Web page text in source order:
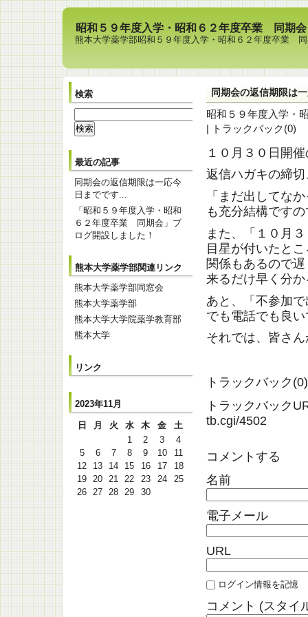
昭和５９年度入学・昭和６２年度卒業 同期会
熊本大学薬学部昭和５９年度入学・昭和６２年度卒業
同期会の返信期限は
昭和５９年度入学・
| トラックバック(0)
１０月３０日開
返信ハガキの締
「まだ出してな
も充分結構です
また、「１０月
目星が付いたと
関係もあるので
来るだけ早く分
あと、「不参加
でも電話でも良
それでは、皆さ
トラックバック(0)
トラックバック
tb.cgi/4502
コメントする
名前
電子メール
URL
ログイン情報を記憶
コメント (スタイ
検索
最近の記事
同期会の返信期限は一応今
日までです...
「昭和５９年度入学・昭和
６２年度卒業 同期会」ブ
ログ開設しました！
熊本大学薬学部関連リンク
熊本大学薬学部同窓会
熊本大学薬学部
熊本大学大学院薬学教育部
熊本大学
リンク
2023年11月
日 月 火 水 木 金
土
1
2 3
4
5
6 7 8 9 10
11
12
13 14 15 16 17
18
19
20 21 22 23 24
25
26
27 28 29 30